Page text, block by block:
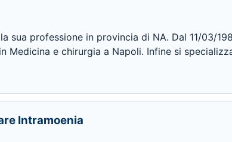
sua professione in provincia di NA. Dal 11/03/
Medicina e chirurgia a Napoli. Infine si
Intramoenia